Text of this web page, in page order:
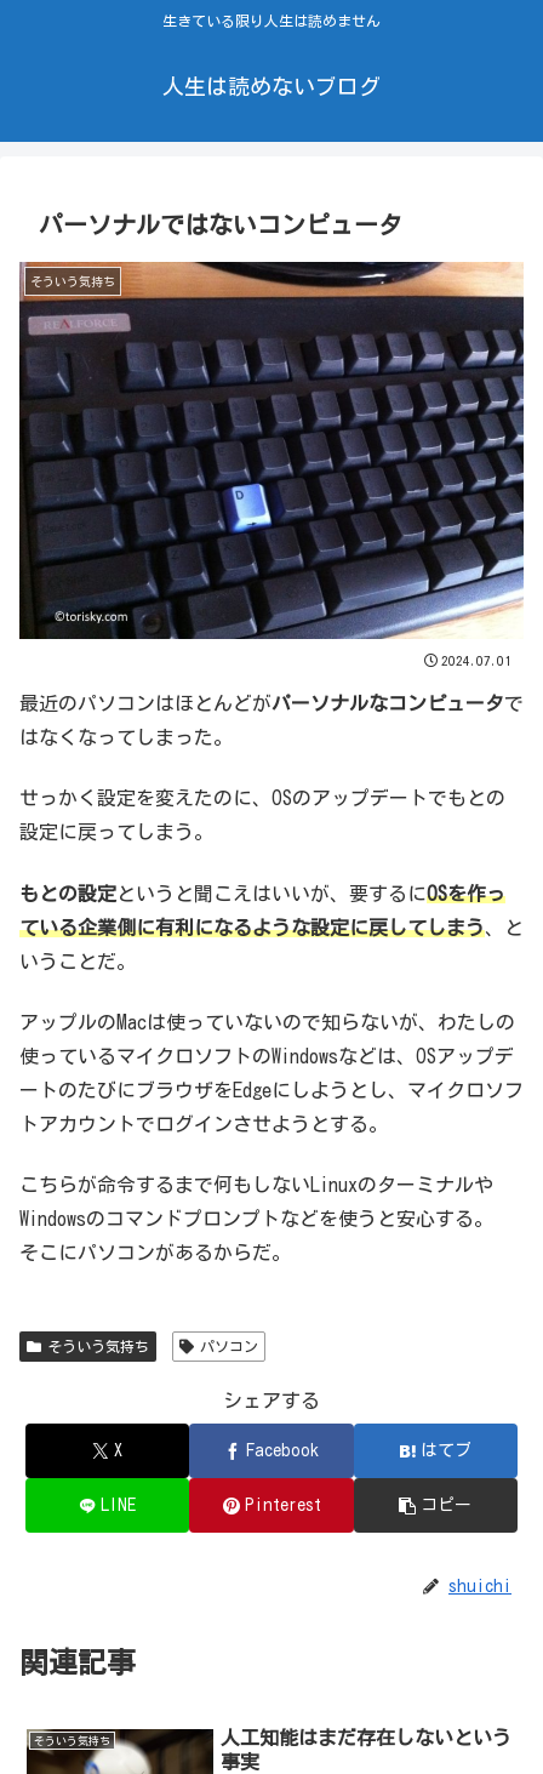
生きている限り人生は読めません
人生は読めないブログ
パーソナルではないコンピュータ
そういう気持ち
2024.07.01
最近のパソコンはほとんどがパーソナルなコンピュータで
はなくなってしまった。
せっかく設定を変えたのに、OSのアップデートでもとの
設定に戻ってしまう。
もとの設定というと聞こえはいいが、要するにOSを作っ
ている企業側に有利になるような設定に戻してしまう、と
いうことだ。
アップルのMacは使っていないので知らないが、わたしの
使っているマイクロソフトのWindowsなどは、OSアップデ
ートのたびにブラウザをEdgeにしようとし、マイクロソフ
トアカウントでログインさせようとする。
こちらが命令するまで何もしないLinuxのターミナルや
Windowsのコマンドプロンプトなどを使うと安心する。
そこにパソコンがあるからだ。
そういう気持ち パソコン
シェアする
X Facebook はてブ
LINE Pinterest コピー
shuichi
関連記事
そういう気持ち
人工知能はまだ存在しないという
事実